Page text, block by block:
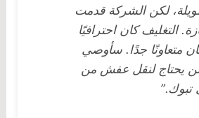
لكن الشركة قدمت
التغليف كان احترافيًا
متعاونًا جدًا. سأوصي
يحتاج لنقل عفش من
تبوك.”